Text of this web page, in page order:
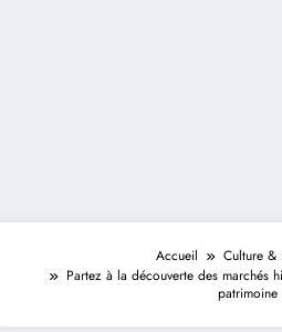
Accueil
Culture &
Partez à la découverte des marchés
patrimoine